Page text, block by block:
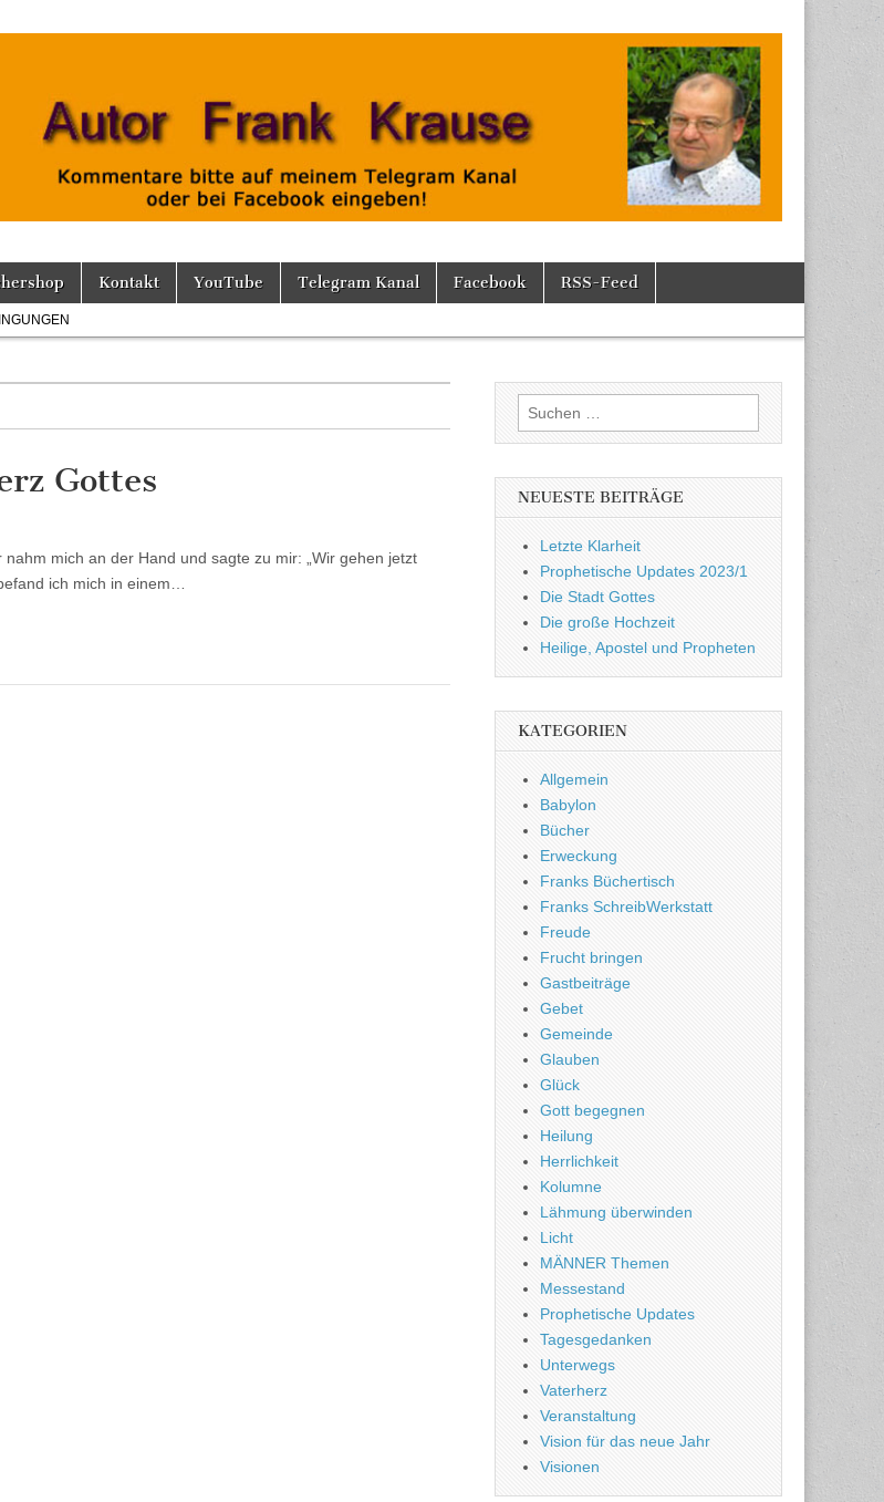
Kontakt YouTube Telegram Kanal Facebook RSS-Feed
Gottes
mich an der Hand und sagte zu mir: „Wir gehen jetzt
ich mich in einem…
Suchen
nach:
NEUESTE BEITRÄGE
Letzte Klarheit
Prophetische Updates 2023/1
Die Stadt Gottes
Die große Hochzeit
Heilige, Apostel und Propheten
KATEGORIEN
Allgemein
Babylon
Bücher
Erweckung
Franks Büchertisch
Franks SchreibWerkstatt
Freude
Frucht bringen
Gastbeiträge
Gebet
Gemeinde
Glauben
Glück
Gott begegnen
Heilung
Herrlichkeit
Kolumne
Lähmung überwinden
Licht
MÄNNER Themen
Messestand
Prophetische Updates
Tagesgedanken
Unterwegs
Vaterherz
Veranstaltung
Vision für das neue Jahr
Visionen